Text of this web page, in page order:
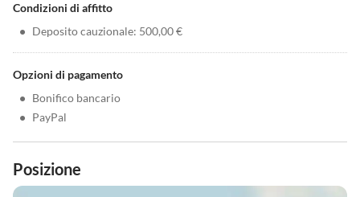
Condizioni di affitto
• Deposito cauzionale: 500,00 €
Opzioni di pagamento
• Bonifico bancario
• PayPal
Posizione